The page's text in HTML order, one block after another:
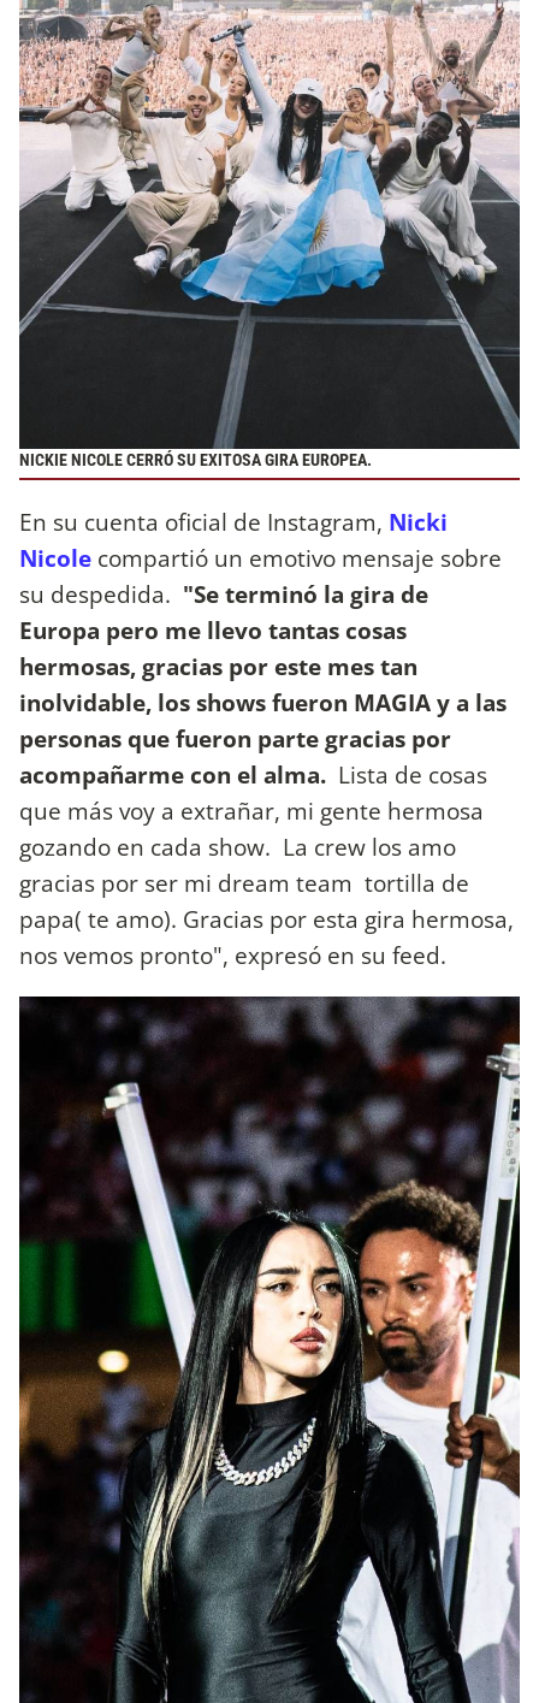
NICKIE NICOLE CERRÓ SU EXITOSA GIRA EUROPEA.
En su cuenta oficial de Instagram, Nicki
Nicole compartió un emotivo mensaje sobre
su despedida. "Se terminó la gira de
Europa pero me llevo tantas cosas
hermosas, gracias por este mes tan
inolvidable, los shows fueron MAGIA y a las
personas que fueron parte gracias por
acompañarme con el alma. Lista de cosas
que más voy a extrañar, mi gente hermosa
gozando en cada show. La crew los amo
gracias por ser mi dream team tortilla de
papa( te amo). Gracias por esta gira hermosa,
nos vemos pronto", expresó en su feed.